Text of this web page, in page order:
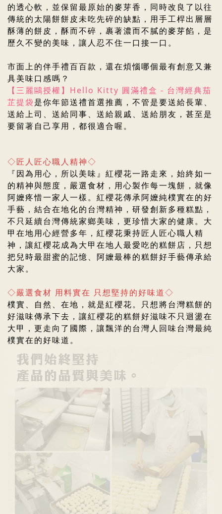
的透心軟，並保留最原始的麥芽香，同時改良了以往
傳統的太陽餅餅皮未吃先碎的缺點，用手工桿出層層
酥薄的餅皮，酥而不碎，裹著濃而不膩的麥芽餡，是
歷久不變的美味， 讓人忍不住一口接一口 。
市面上的伴手禮百百款，還在煩惱哪個最有創意又兼
具美味口感嗎？
【三麗鷗授權】 Hello Kitty 圓滿禮盒 - 台灣經典茄
芷提袋是你年節送禮首選推薦，不管是要送給長輩、
送給上司、送給同事、送給親戚、送給朋友，甚至是
要留著自己享用，都很適合喔。
◇匠人匠心職人精神◇
『因為用心，所以美味』紅櫻花一路走來，始終如一
的精神與態度，嚴選食材，用心製作每一塊餅，就像
阿嬤疼惜一家人一樣。紅櫻花傳承阿嬤純樸實在的好
手藝，結合在地化的台灣精神，研發創新多種糕點，
不只延續台灣傳統家鄉美味，更珍惜大家的健康。大
甲在地用心經營多年，紅櫻花秉持匠人匠心職人精
神， 讓紅櫻花成為大甲在地人最愛吃的糕餅店， 只想
把兒時最甜蜜的記憶、阿嬤最棒的糕餅好手藝傳承給
大家。
◇嚴選食材 用料實在 只想堅持的好味道◇
樸實、自然、在地，就是紅櫻花。只想將台灣糕餅的
好滋味傳承下去， 讓紅櫻花的糕餅好滋味不只迴盪在
大甲，更走向了國際，讓飄洋的台灣人回味台灣最純
樸實在的好味道。